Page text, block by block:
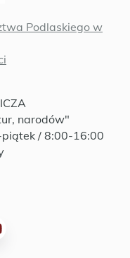
Podlaskiego w
narodów"
piątek / 8:00-16:00